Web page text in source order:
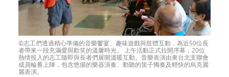
志工們透過精心準備的音樂饗宴、趣味遊戲與肢體互動，為近50位長
者帶來一段充滿愛與歡笑的溫馨時光。 上午活動正式拉開序幕，20位
熱情投入的志工隨即與長者們展開溫暖互動。音樂表演由東台北支聯會
成員輪番上陣，包含悠揚的樂器演奏、動聽的笛子獨奏及輕快的烏克麗
麗表演。